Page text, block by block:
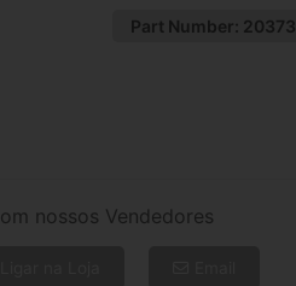
Part Number: 20373
nossos Vendedores